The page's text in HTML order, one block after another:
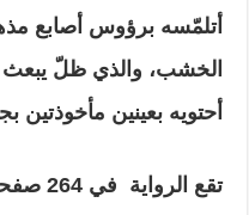
أتلمّسه برؤوس أصابع
الخشب، والذي ظلّ يبعث
أحتويه بعينين مأخوذتين
تقع الرواية في 264 صفحة من القطع المتوسط.